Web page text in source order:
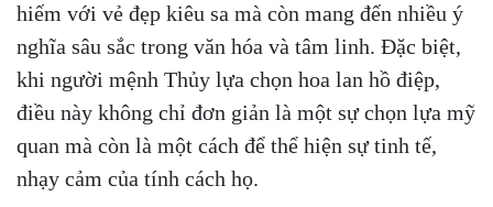
hiếm với vẻ đẹp kiêu sa mà còn mang đến nhiều ý
nghĩa sâu sắc trong văn hóa và tâm linh. Đặc biệt,
khi người mệnh Thủy lựa chọn hoa lan hồ điệp,
điều này không chỉ đơn giản là một sự chọn lựa mỹ
quan mà còn là một cách để thể hiện sự tinh tế,
nhạy cảm của tính cách họ.